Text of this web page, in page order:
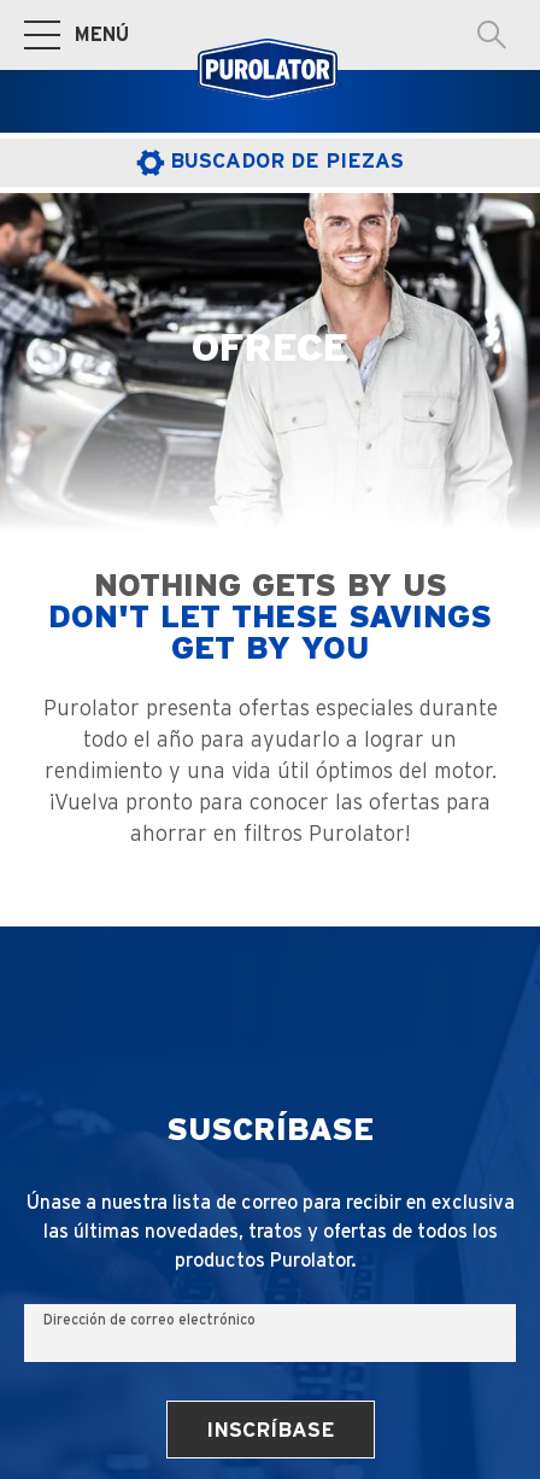
Cambiar a la navegación principal
MENÚ
BUSCADOR DE PIEZAS
OFRECE
NOTHING GETS BY US
DON'T LET THESE SAVINGS
GET BY YOU
Purolator presenta ofertas especiales durante
todo el año para ayudarlo a lograr un
rendimiento y una vida útil óptimos del motor.
¡Vuelva pronto para conocer las ofertas para
ahorrar en filtros Purolator!
SUSCRÍBASE
Únase a nuestra lista de correo para recibir en exclusiva
las últimas novedades, tratos y ofertas de todos los
productos Purolator.
Dirección de correo electrónico
INSCRÍBASE